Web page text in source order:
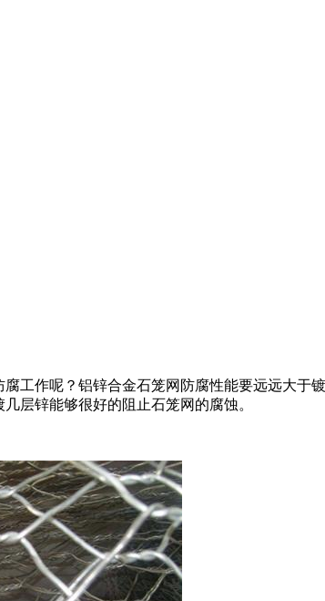
工作呢？铝锌合金石笼网防腐性能要远远大于
层锌能够很好的阻止石笼网的腐蚀。